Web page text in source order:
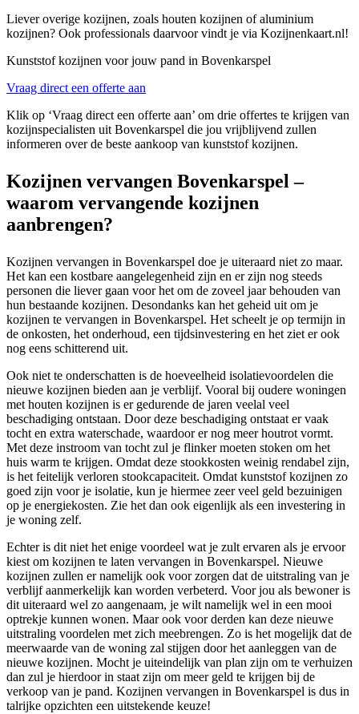
Liever overige kozijnen, zoals houten kozijnen of aluminium
kozijnen? Ook professionals daarvoor vindt je via Kozijnenkaart.nl!
Kunststof kozijnen voor jouw pand in Bovenkarspel
Vraag direct een offerte aan
Klik op ‘Vraag direct een offerte aan’ om drie offertes te krijgen van
kozijnspecialisten uit Bovenkarspel die jou vrijblijvend zullen
informeren over de beste aankoop van kunststof kozijnen.
Kozijnen vervangen Bovenkarspel –
waarom vervangende kozijnen
aanbrengen?
Kozijnen vervangen in Bovenkarspel doe je uiteraard niet zo maar.
Het kan een kostbare aangelegenheid zijn en er zijn nog steeds
personen die liever gaan voor het om de zoveel jaar behouden van
hun bestaande kozijnen. Desondanks kan het geheid uit om je
kozijnen te vervangen in Bovenkarspel. Het scheelt je op termijn in
de onkosten, het onderhoud, een tijdsinvestering en het ziet er ook
nog eens schitterend uit.
Ook niet te onderschatten is de hoeveelheid isolatievoordelen die
nieuwe kozijnen bieden aan je verblijf. Vooral bij oudere woningen
met houten kozijnen is er gedurende de jaren veelal veel
beschadiging ontstaan. Door deze beschadiging ontstaat er vaak
tocht en extra waterschade, waardoor er nog meer houtrot vormt.
Met deze instroom van tocht zul je flinker moeten stoken om het
huis warm te krijgen. Omdat deze stookkosten weinig rendabel zijn,
is het feitelijk verloren stookcapaciteit. Omdat kunststof kozijnen zo
goed zijn voor je isolatie, kun je hiermee zeer veel geld bezuinigen
op je energiekosten. Zie het dan ook eigenlijk als een investering in
je woning zelf.
Echter is dit niet het enige voordeel wat je zult ervaren als je ervoor
kiest om kozijnen te laten vervangen in Bovenkarspel. Nieuwe
kozijnen zullen er namelijk ook voor zorgen dat de uitstraling van je
verblijf aanmerkelijk kan worden verbeterd. Voor jou als bewoner is
dit uiteraard wel zo aangenaam, je wilt namelijk wel in een mooi
optrekje kunnen wonen. Maar ook voor derden kan deze nieuwe
uitstraling voordelen met zich meebrengen. Zo is het mogelijk dat de
meerwaarde van de woning zal stijgen door het aanleggen van de
nieuwe kozijnen. Mocht je uiteindelijk van plan zijn om te verhuizen
dan zul je hierdoor in staat zijn om meer geld te krijgen bij de
verkoop van je pand. Kozijnen vervangen in Bovenkarspel is dus in
talrijke opzichten een uitstekende keuze!